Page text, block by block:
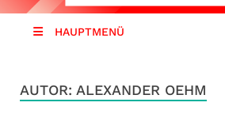
HAUPTMENÜ
AUTOR: ALEXANDER OEHM